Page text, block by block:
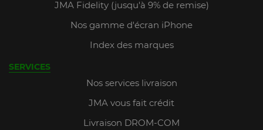
JMA Fidelity (jusqu'à 9% de remise)
Nos gamme d'écran iPhone
Index des marques
SERVICES
Nos services livraison
JMA vous fait crédit
Livraison DROM-COM